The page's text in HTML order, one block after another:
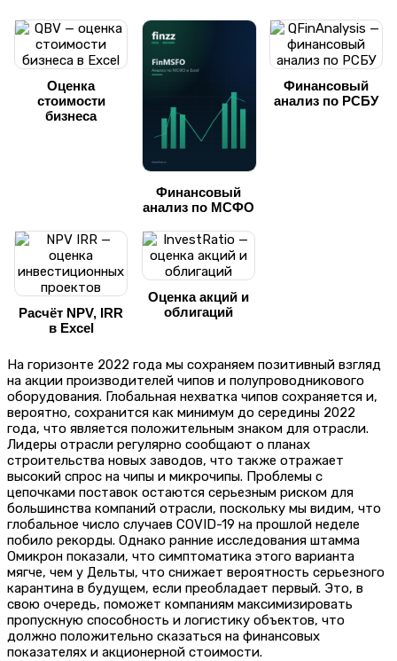
Оценка
стоимости
бизнеса
Финансовый
анализ по МСФО
Финансовый
анализ по РСБУ
Расчёт NPV, IRR
в Excel
Оценка акций и
облигаций
На горизонте 2022 года мы сохраняем позитивный взгляд
на акции производителей чипов и полупроводникового
оборудования. Глобальная нехватка чипов сохраняется и,
вероятно, сохранится как минимум до середины 2022
года, что является положительным знаком для отрасли.
Лидеры отрасли регулярно сообщают о планах
строительства новых заводов, что также отражает
высокий спрос на чипы и микрочипы. Проблемы с
цепочками поставок остаются серьезным риском для
большинства компаний отрасли, поскольку мы видим, что
глобальное число случаев COVID-19 на прошлой неделе
побило рекорды. Однако ранние исследования штамма
Омикрон показали, что симптоматика этого варианта
мягче, чем у Дельты, что снижает вероятность серьезного
карантина в будущем, если преобладает первый. Это, в
свою очередь, поможет компаниям максимизировать
пропускную способность и логистику объектов, что
должно положительно сказаться на финансовых
показателях и акционерной стоимости.